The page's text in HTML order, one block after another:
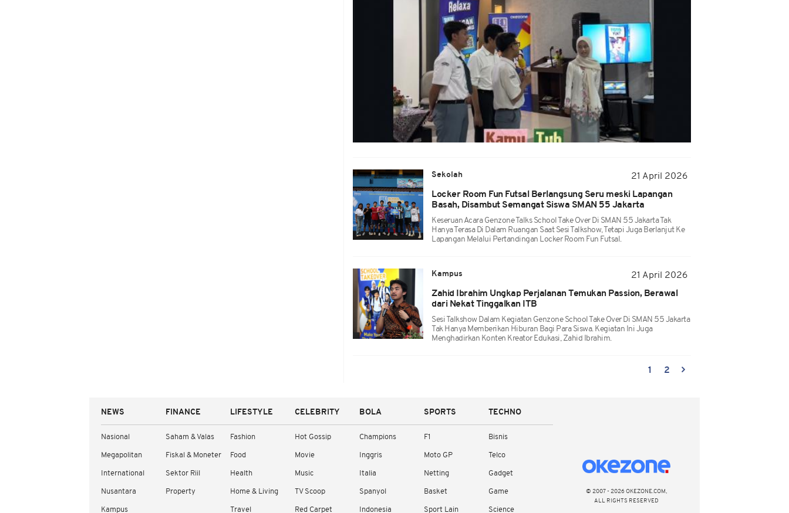
Sekolah
21 April 2026
Locker Room Fun Futsal Berlangsung Seru meski Lapangan
Basah, Disambut Semangat Siswa SMAN 55 Jakarta
Keseruan Acara Genzone Talks School Take Over Di SMAN 55 Jakarta Tak
Hanya Terasa Di Dalam Ruangan Saat Sesi Talkshow, Tetapi Juga Berlanjut Ke
Lapangan Melalui Pertandingan Locker Room Fun Futsal.
Kampus
21 April 2026
Zahid Ibrahim Ungkap Perjalanan Temukan Passion, Berawal
dari Nekat Tinggalkan ITB
Sesi Talkshow Dalam Kegiatan Genzone School Take Over Di SMAN 55 Jakarta
Tak Hanya Memberikan Hiburan Bagi Para Siswa. Kegiatan Ini Juga
Menghadirkan Konten Kreator Edukasi, Zahid Ibrahim.
1 2
NEWS
Nasional
Megapolitan
International
Nusantara
Kampus
FINANCE
Saham & Valas
Fiskal & Moneter
Sektor Riil
Property
LIFESTYLE
Fashion
Food
Health
Home & Living
Travel
CELEBRITY
Hot Gossip
Movie
Music
TV Scoop
Red Carpet
BOLA
Champions
Inggris
Italia
Spanyol
Indonesia
SPORTS
F1
Moto GP
Netting
Basket
Sport Lain
TECHNO
Bisnis
Telco
Gadget
Game
Science
© 2007 - 2026 OKEZONE.COM,
ALL RIGHTS RESERVED